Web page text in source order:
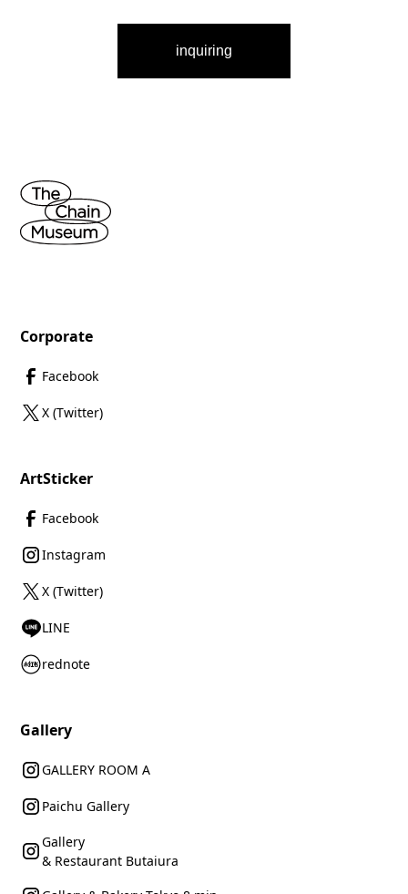
inquiring
Corporate
Facebook
X (Twitter)
ArtSticker
Facebook
Instagram
X (Twitter)
LINE
rednote
Gallery
GALLERY ROOM A
Paichu Gallery
Gallery
& Restaurant Butaiura